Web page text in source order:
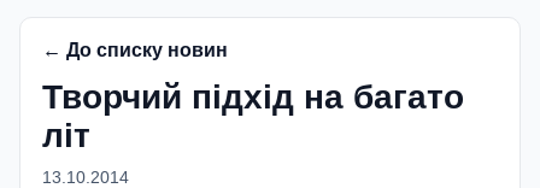
← До списку новин
Творчий пiдхiд на багато
лiт
13.10.2014